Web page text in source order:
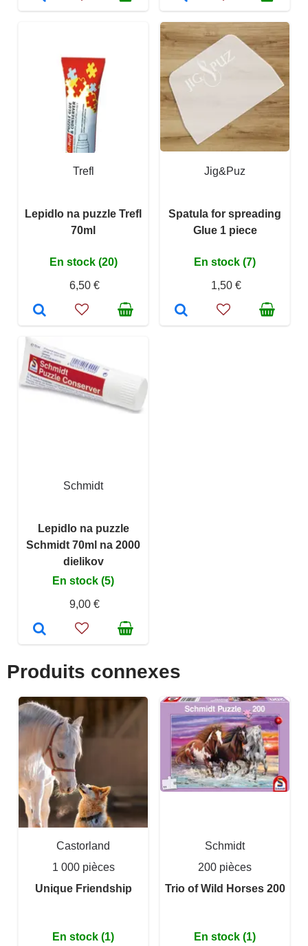
Trefl
Lepidlo na puzzle Trefl
70ml
En stock (20)
6,50 €
Jig&Puz
Spatula for spreading
Glue 1 piece
En stock (7)
1,50 €
Schmidt
Lepidlo na puzzle
Schmidt 70ml na 2000
dielikov
En stock (5)
9,00 €
Produits connexes
Castorland
1 000 pièces
Unique Friendship
En stock (1)
Schmidt
200 pièces
Trio of Wild Horses 200
En stock (1)